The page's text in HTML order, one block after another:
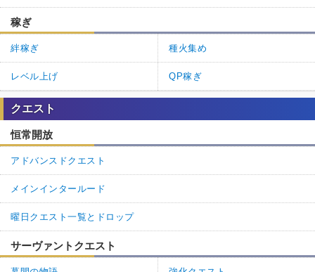
稼ぎ
絆稼ぎ 種火集め
レベル上げ QP稼ぎ
クエスト
恒常開放
アドバンスドクエスト
メインインタールード
曜日クエスト一覧とドロップ
サーヴァントクエスト